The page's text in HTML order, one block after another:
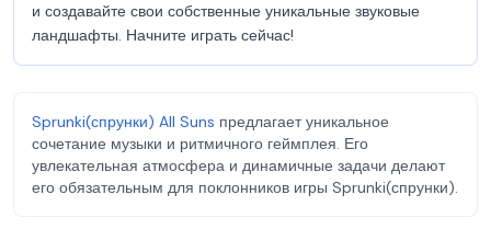
и создавайте свои собственные уникальные звуковые
ландшафты. Начните играть сейчас!
Sprunki(спрунки) All Suns предлагает уникальное
сочетание музыки и ритмичного геймплея. Его
увлекательная атмосфера и динамичные задачи делают
его обязательным для поклонников игры Sprunki(спрунки).